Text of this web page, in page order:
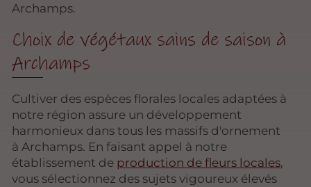
Archamps.
Choix de végétaux sains de saison à
Archamps
Cultiver des espèces florales locales adaptées à
notre région assure un développement
harmonieux dans tous les massifs d'ornement
à Archamps. En faisant appel à notre
établissement de production de fleurs locales,
vous sélectionnez des sujets vigoureux élevés